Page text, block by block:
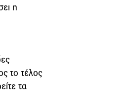
η
το τέλος
τα